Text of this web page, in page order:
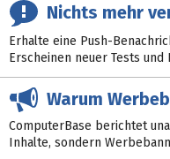
Nichts mehr
Erhalte eine Push-
Erscheinen neuer Tests und
Warum
ComputerBase berichtet
Inhalte, sondern